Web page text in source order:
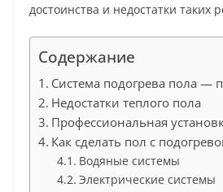
достоинства и недостатки таких
Содержание
Система подогрева пола —
Недостатки теплого пола
Профессиональная
Как сделать пол с
Водяные системы
Электрические системы